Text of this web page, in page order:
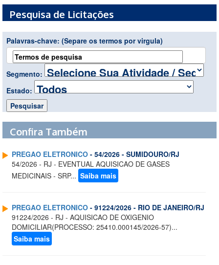
Pesquisa de Licitações
Palavras-chave: (Separe os termos por virgula)
Segmento:
Estado:
Confira Também
PREGAO ELETRONICO - 54/2026 - SUMIDOURO/RJ
54/2026 - RJ - EVENTUAL AQUISICAO DE GASES
MEDICINAIS - SRP... Saiba mais
PREGAO ELETRONICO - 91224/2026 - RIO DE JANEIRO/RJ
91224/2026 - RJ - AQUISICAO DE OXIGENIO
DOMICILIAR(PROCESSO: 25410.000145/2026-57)...
Saiba mais